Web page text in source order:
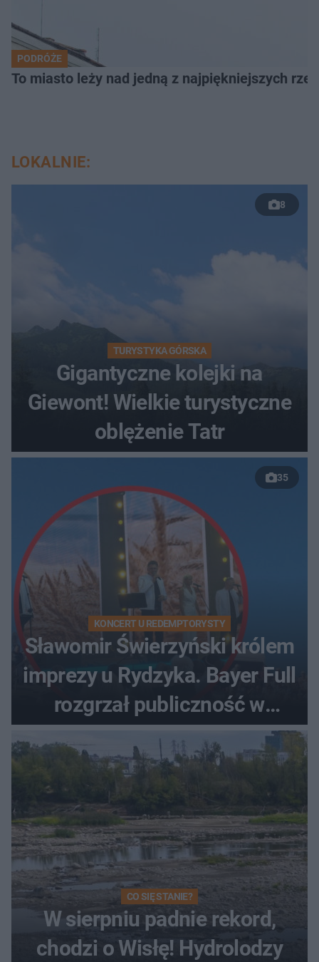
PODRÓŻE
To miasto leży nad jedną z najpiękniejszych
LOKALNIE:
8
TURYSTYKA GÓRSKA
Gigantyczne kolejki na
Giewont! Wielkie turystyczne
oblężenie Tatr
35
KONCERT U REDEMPTORYSTY
Sławomir Świerzyński królem
imprezy u Rydzyka. Bayer Full
rozgrzał publiczność w
Toruniu
CO SIĘ STANIE?
W sierpniu padnie rekord,
chodzi o Wisłę! Hydrolodzy